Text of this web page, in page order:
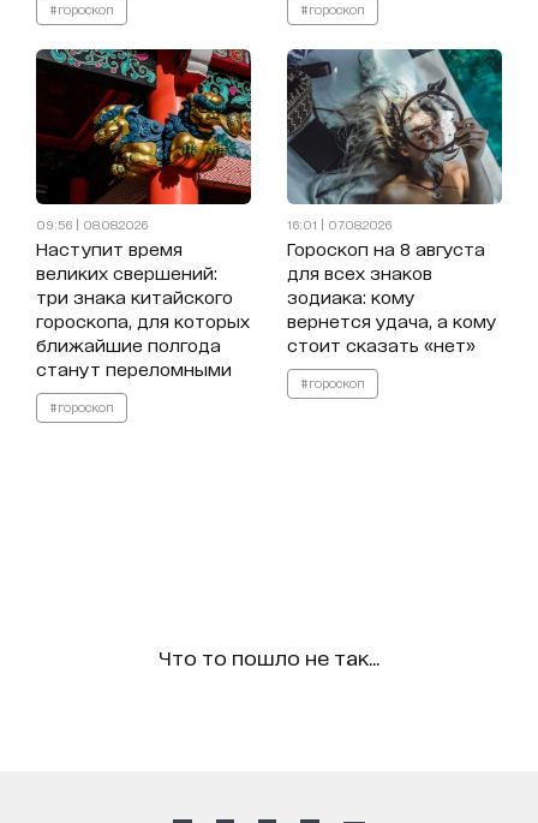
#гороскоп #гороскоп
09:56 | 08.08.2026
Наступит время
великих свершений:
три знака китайского
гороскопа, для которых
ближайшие полгода
станут переломными
#гороскоп
16:01 | 07.08.2026
Гороскоп на 8 августа
для всех знаков
зодиака: кому
вернется удача, а кому
стоит сказать «нет»
#гороскоп
Что то пошло не так...